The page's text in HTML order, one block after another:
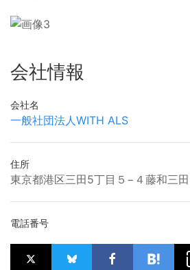
会社情報
会社名
一般社団法人WITH ALS
住所
東京都港区三田5丁目５−４藤和三
電話番号